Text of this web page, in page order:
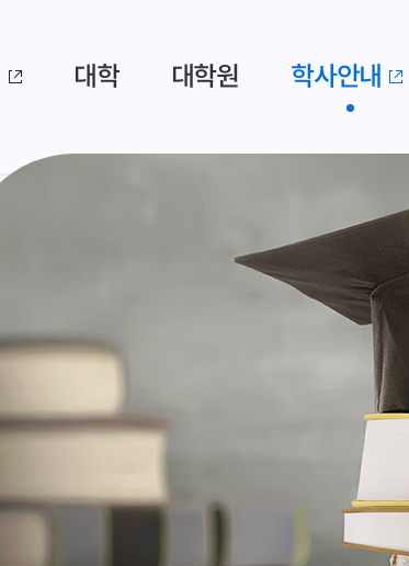
대학 대학원 학사안내